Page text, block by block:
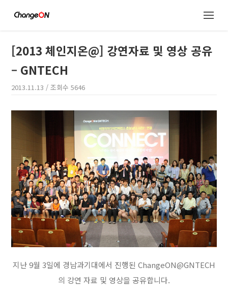
[2013 체인지온@] 강연자료 및 영상 공유
– GNTECH
2013.11.13 / 조회수5646
지난 9월 3일에 경남과기대에서 진행된 ChangeON@GNTECH
의 강연 자료 및 영상을 공유합니다.